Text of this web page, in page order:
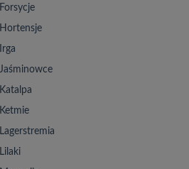
Forsycje
Hortensje
Irga
Jaśminowce
Katalpa
Ketmie
Lagerstremia
Lilaki